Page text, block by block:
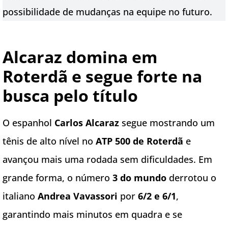
possibilidade de mudanças na equipe no futuro.
Alcaraz domina em
Roterdã e segue forte na
busca pelo título
O espanhol Carlos Alcaraz segue mostrando um
tênis de alto nível no ATP 500 de Roterdã e
avançou mais uma rodada sem dificuldades. Em
grande forma, o número 3 do mundo derrotou o
italiano Andrea Vavassori por 6/2 e 6/1,
garantindo mais minutos em quadra e se